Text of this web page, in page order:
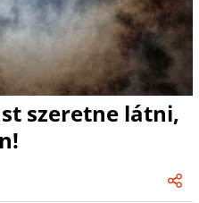
szeretne látni,